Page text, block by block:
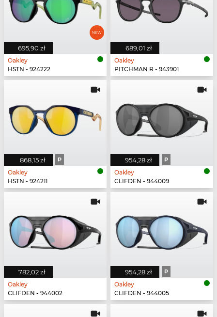
695,90 zł
Oakley
HSTN - 924222
689,01 zł
Oakley
PITCHMAN R - 943901
868,15 zł P
Oakley
HSTN - 924211
954,28 zł P
Oakley
CLIFDEN - 944009
782,02 zł
Oakley
CLIFDEN - 944002
954,28 zł P
Oakley
CLIFDEN - 944005